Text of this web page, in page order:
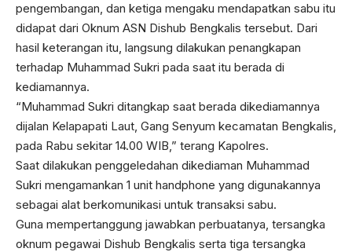
pengembangan, dan ketiga mengaku mendapatkan sabu itu
didapat dari Oknum ASN Dishub Bengkalis tersebut. Dari
hasil keterangan itu, langsung dilakukan penangkapan
terhadap Muhammad Sukri pada saat itu berada di
kediamannya.
“Muhammad Sukri ditangkap saat berada dikediamannya
dijalan Kelapapati Laut, Gang Senyum kecamatan Bengkalis,
pada Rabu sekitar 14.00 WIB,” terang Kapolres.
Saat dilakukan penggeledahan dikediaman Muhammad
Sukri mengamankan 1 unit handphone yang digunakannya
sebagai alat berkomunikasi untuk transaksi sabu.
Guna mempertanggung jawabkan perbuatanya, tersangka
oknum pegawai Dishub Bengkalis serta tiga tersangka